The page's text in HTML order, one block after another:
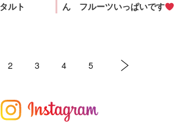
ルト
ん フルーツいっぱいです
2 3 4 5